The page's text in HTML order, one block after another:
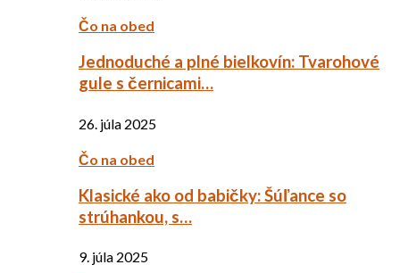
Čo na obed
Jednoduché a plné bielkovín: Tvarohové
gule s černicami…
26. júla 2025
Čo na obed
Klasické ako od babičky: Šúľance so
strúhankou, s…
9. júla 2025